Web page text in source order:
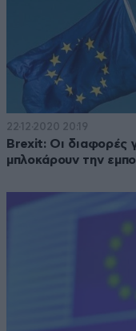
22·12·2020 20:19
Brexit: Οι διαφορές
μπλοκάρουν την